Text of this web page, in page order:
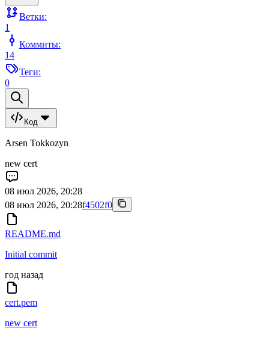
Ветки:
1
Коммиты:
14
Теги:
0
Код
Arsen Tokkozyn
new cert
08 июл 2026, 20:28
08 июл 2026, 20:28f4502f0
README.md
Initial commit
год назад
cert.pem
new cert